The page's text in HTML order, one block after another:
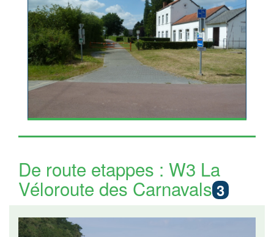
De route etappes : W3 La
Véloroute des Carnavals 3